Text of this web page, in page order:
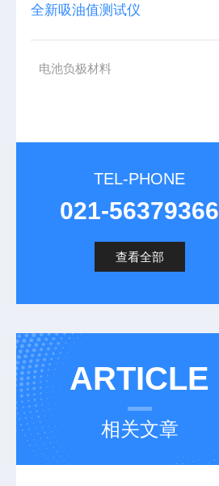
全新吸油值测试仪
电池负极材料
TEL-PHONE
021-56379366
查看全部
ARTICLE
相关文章